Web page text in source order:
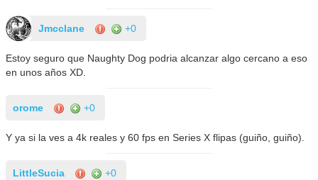
Jmcclane +0
Estoy seguro que Naughty Dog podria alcanzar algo cercano a eso
en unos años XD.
orome +0
Y ya si la ves a 4k reales y 60 fps en Series X flipas (guiño, guiño).
LittleSucia +0